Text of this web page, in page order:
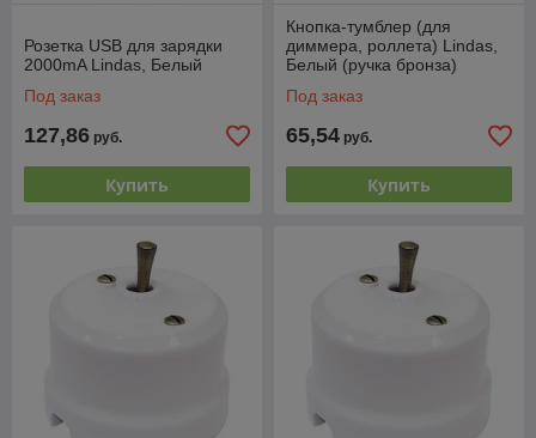
Розетка USB для зарядки
2000mA Lindas, Белый
Под заказ
127,86 руб.
Купить
Кнопка-тумблер (для
диммера, роллета) Lindas,
Белый (ручка бронза)
Под заказ
65,54 руб.
Купить